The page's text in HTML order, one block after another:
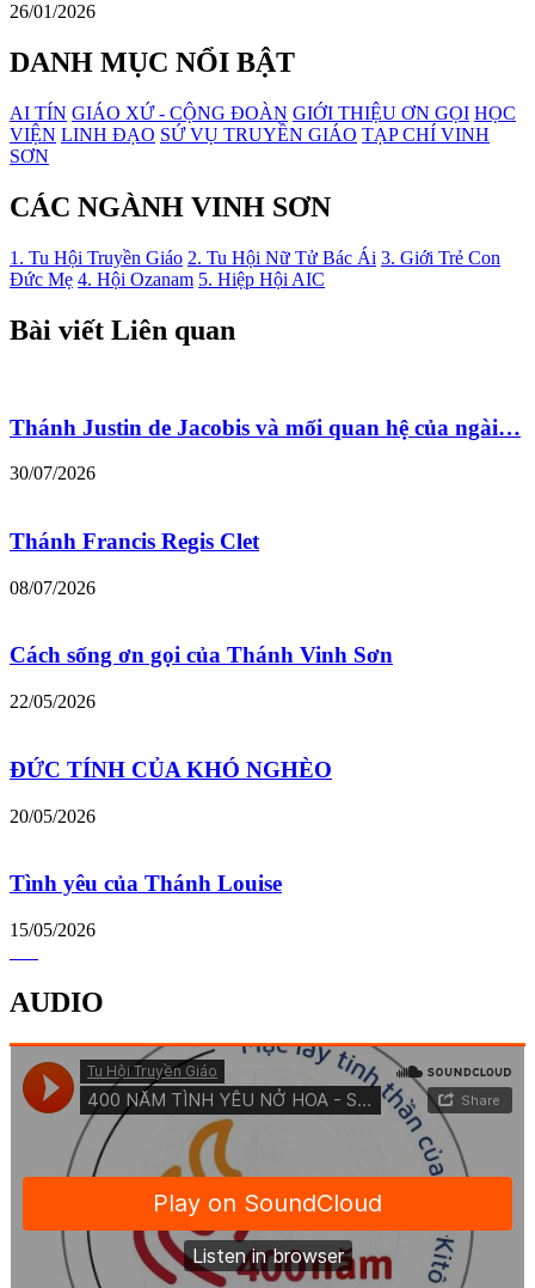
26/01/2026
DANH MỤC NỔI BẬT
AI TÍN GIÁO XỨ - CỘNG ĐOÀN GIỚI THIỆU ƠN GỌI HỌC
VIỆN LINH ĐẠO SỨ VỤ TRUYỀN GIÁO TẠP CHÍ VINH
SƠN
CÁC NGÀNH VINH SƠN
1. Tu Hội Truyền Giáo 2. Tu Hội Nữ Tử Bác Ái 3. Giới Trẻ Con
Đức Mẹ 4. Hội Ozanam 5. Hiệp Hội AIC
Bài viết Liên quan
Thánh Justin de Jacobis và mối quan hệ của ngài…
30/07/2026
Thánh Francis Regis Clet
08/07/2026
Cách sống ơn gọi của Thánh Vinh Sơn
22/05/2026
ĐỨC TÍNH CỦA KHÓ NGHÈO
20/05/2026
Tình yêu của Thánh Louise
15/05/2026
AUDIO